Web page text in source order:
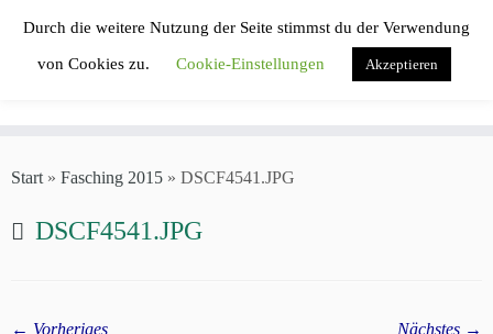
springen
Start » Fasching 2015 » DSCF4541.JPG
DSCF4541.JPG
← Vorheriges Nächstes →
Durch die weitere Nutzung der Seite stimmst du der Verwendung
von Cookies zu. Cookie-Einstellungen Akzeptieren